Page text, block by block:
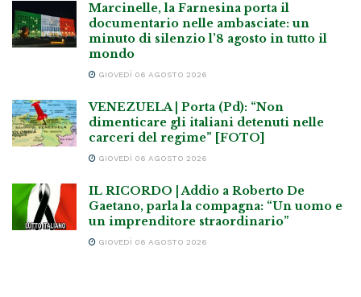
Marcinelle, la Farnesina porta il
documentario nelle ambasciate: un
minuto di silenzio l’8 agosto in tutto il
mondo
GIOVEDÌ 06 AGOSTO 2026
VENEZUELA | Porta (Pd): “Non
dimenticare gli italiani detenuti nelle
carceri del regime” [FOTO]
GIOVEDÌ 06 AGOSTO 2026
IL RICORDO | Addio a Roberto De
Gaetano, parla la compagna: “Un uomo e
un imprenditore straordinario”
GIOVEDÌ 06 AGOSTO 2026